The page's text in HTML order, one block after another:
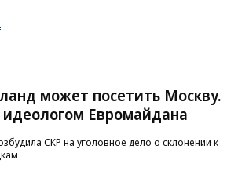
может посетить Москву.
Евромайдана
СКР на уголовное дело о склонении к